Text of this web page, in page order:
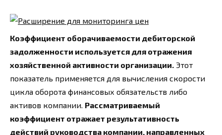
Коэффициент оборачиваемости дебиторской
задолженности используется для отражения
хозяйственной активности организации. Этот
показатель применяется для вычисления скорости
цикла оборота финансовых обязательств либо
активов компании. Рассматриваемый
коэффициент отражает результативность
действий руководства компании, направленных